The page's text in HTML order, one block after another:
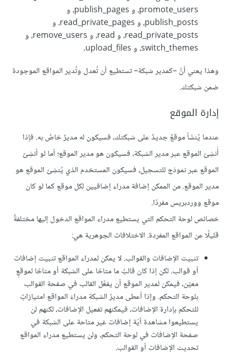
promote_users، و publish_pages، و
publish_posts، و read_private_pages، و
read_private_posts، و read، و remove_users، و
switch_themes، و upload_files.
وهذا يعني أنَّ –كمدير شبكة– تستطيع أن تُعدل وتُدير المواقع الموجودة
ضمن شبكتك.
إدارة الموقع
عندما يُنشَأ موقعٌ جديدٌ على شبكتك، فسيكون له مديرٌ خاصٌ به. فإذا
أُنشِئ الموقع عبر مدير الشبكة، فسيكون هو مدير الموقع؛ أما لو أنشِئ
الموقع عبر نموذج للتسجيل، فسيكون المستخدم الذي يُنشِئ الموقع هو
مدير الموقع. من الممكن إضافة مدراء إضافيين لكل موقع كما لو كان
موقع ووردبريس مفردًا.
خصائص لوحة التحكم التي يستطيع مدراء المواقع الدخول إليها مختلفةٌ
قليلًا عن المواقع المفردة. الاختلافات الجوهرية هي:
تثبيت الإضافات والقوالب. لا يمكن لمدراء المواقع تثبيت إضافات
أو قوالب. لكن إذا كان قالبٌ ما متاحًا على الشبكة أو متاحًا لموقعٍ
معيّن، فيمكن لمدير الموقع أن يفعِّل القالب في صفحة القوالب
بلوحة التحكم. وإذا أعطى مديرُ الشبكة مدراءَ المواقع امتيازاتٍ
للتحكم بإدارة الإضافات، فيمكنهم تفعيل الإضافات، لكنهم لن
يستطيعوا مشاهدة أيّة إضافات غير متاحة على الشبكة في
صفحة الإضافات في لوحة التحكم، ولن يستطيع مدراء المواقع
تحديث الإضافات أو القوالب.